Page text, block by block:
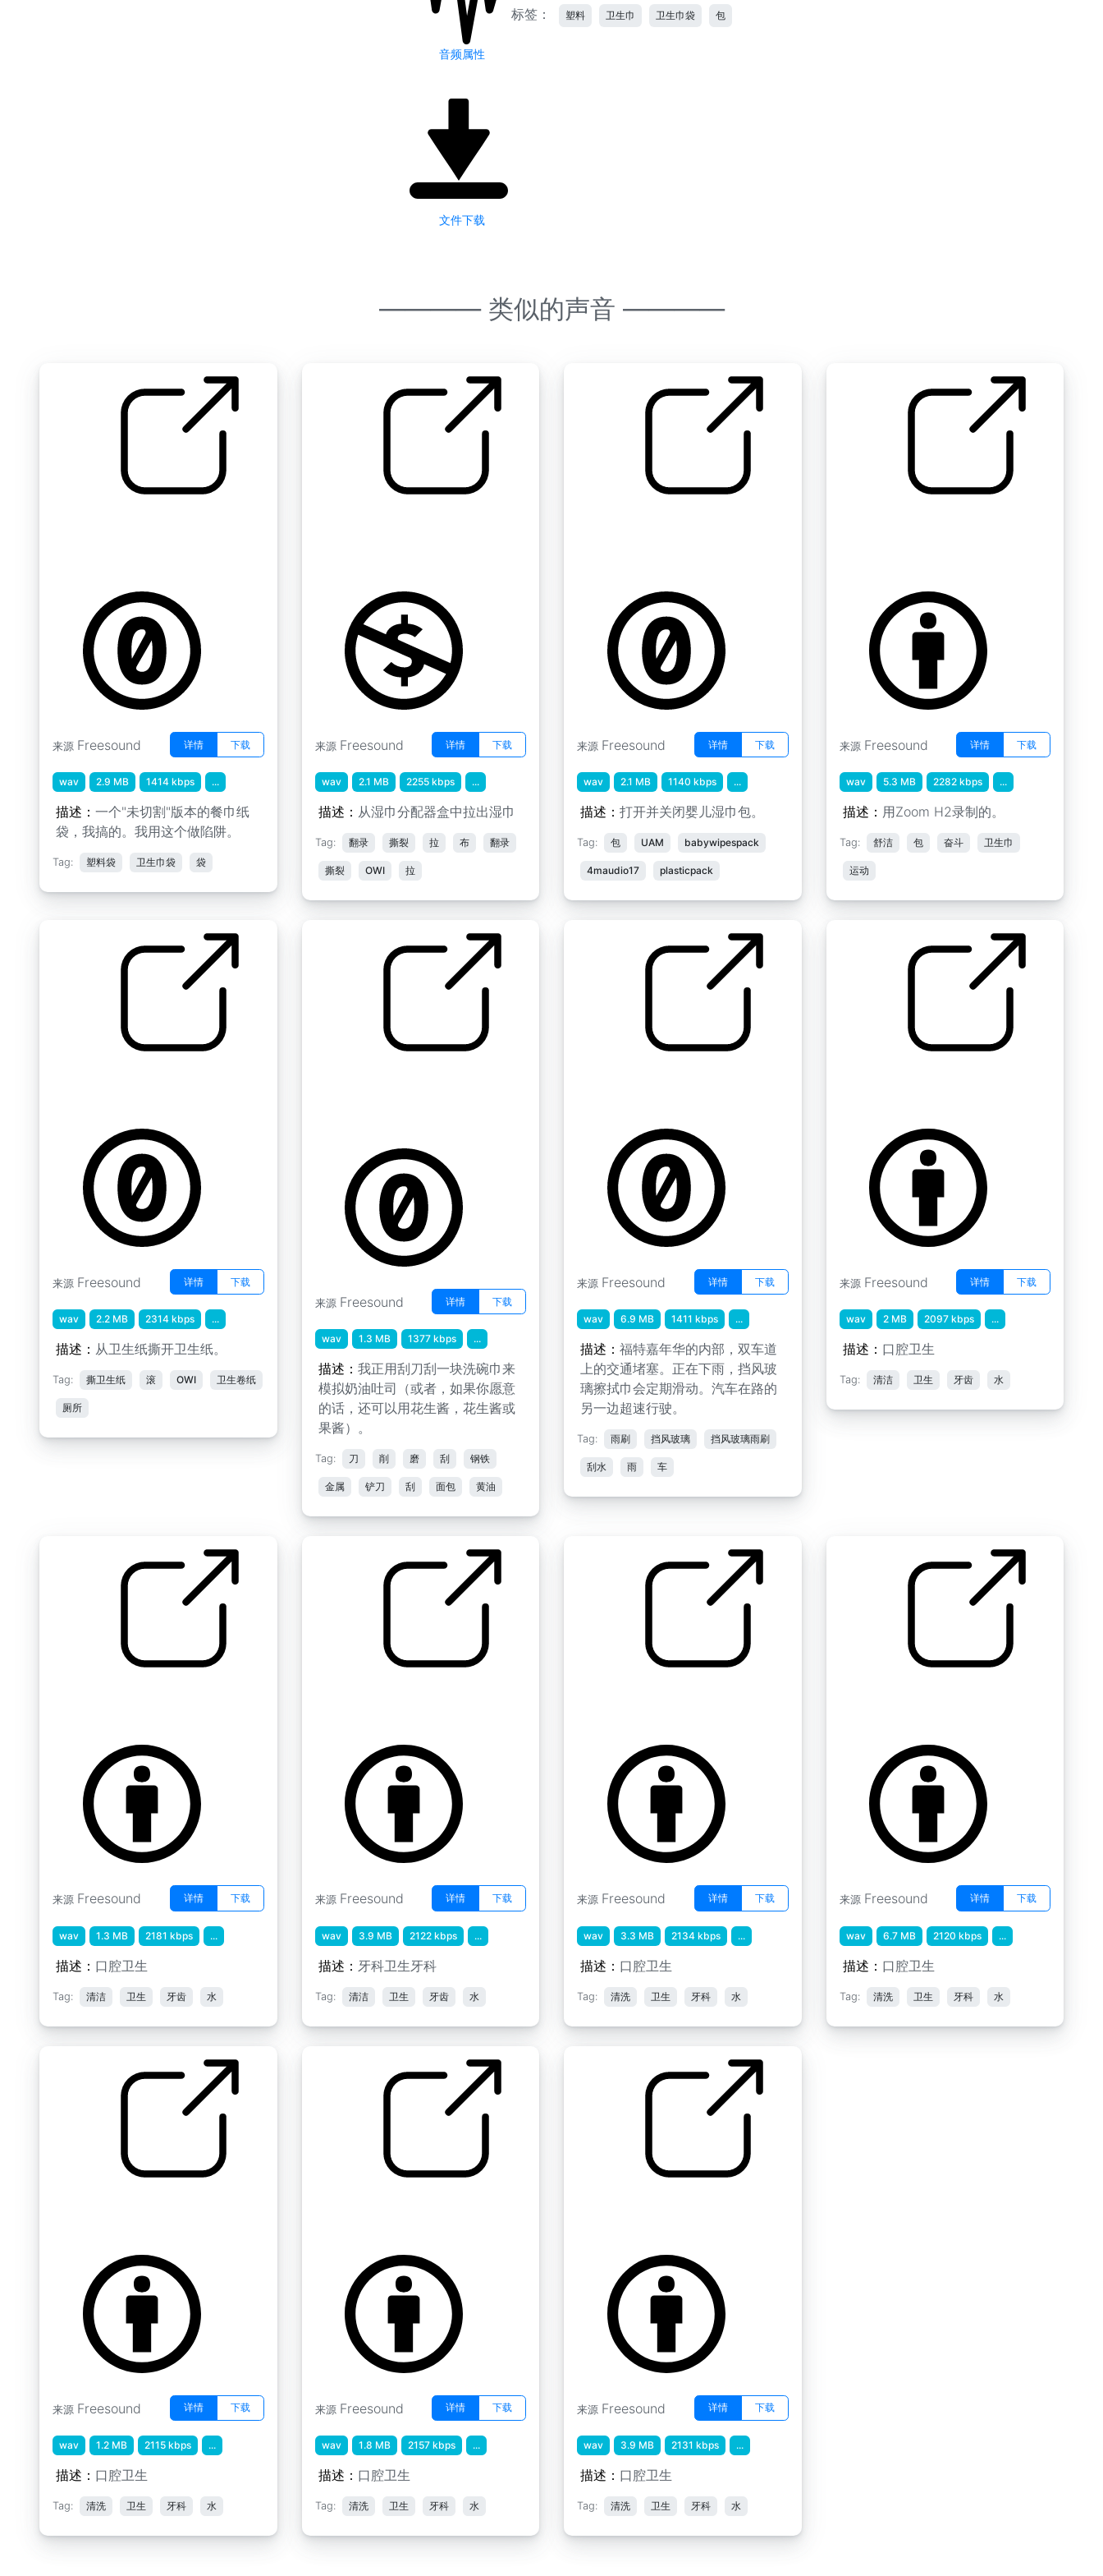
音频属性
文件下载
标签： 塑料 卫生巾 卫生巾袋 包
———— 类似的声音 ————
来源 Freesound 详情 下载
wav 2.9 MB 1414 kbps ...
描述： 一个"未切割"版本的餐巾纸
袋，我搞的。我用这个做陷阱。
Tag: 塑料袋 卫生巾袋 袋
来源 Freesound 详情 下载
wav 2.1 MB 2255 kbps ...
描述： 从湿巾分配器盒中拉出湿巾
Tag: 翻录 撕裂 拉 布 翻录
撕裂 OWI 拉
来源 Freesound 详情 下载
wav 2.1 MB 1140 kbps ...
描述： 打开并关闭婴儿湿巾包。
Tag: 包 UAM babywipespack
4maudio17 plasticpack
来源 Freesound 详情 下载
wav 5.3 MB 2282 kbps ...
描述： 用Zoom H2录制的。
Tag: 舒洁 包 奋斗 卫生巾
运动
来源 Freesound 详情 下载
wav 2.2 MB 2314 kbps ...
描述： 从卫生纸撕开卫生纸。
Tag: 撕卫生纸 滚 OWI 卫生卷纸
厕所
来源 Freesound 详情 下载
wav 1.3 MB 1377 kbps ...
描述： 我正用刮刀刮一块洗碗巾来
模拟奶油吐司（或者，如果你愿意
的话，还可以用花生酱，花生酱或
果酱）。
Tag: 刀 削 磨 刮 钢铁
金属 铲刀 刮 面包 黄油
来源 Freesound 详情 下载
wav 6.9 MB 1411 kbps ...
描述： 福特嘉年华的内部，双车道
上的交通堵塞。正在下雨，挡风玻
璃擦拭巾会定期滑动。汽车在路的
另一边超速行驶。
Tag: 雨刷 挡风玻璃 挡风玻璃雨刷
刮水 雨 车
来源 Freesound 详情 下载
wav 2 MB 2097 kbps ...
描述： 口腔卫生
Tag: 清洁 卫生 牙齿 水
来源 Freesound 详情 下载
wav 1.3 MB 2181 kbps ...
描述： 口腔卫生
Tag: 清洁 卫生 牙齿 水
来源 Freesound 详情 下载
wav 3.9 MB 2122 kbps ...
描述： 牙科卫生牙科
Tag: 清洁 卫生 牙齿 水
来源 Freesound 详情 下载
wav 3.3 MB 2134 kbps ...
描述： 口腔卫生
Tag: 清洗 卫生 牙科 水
来源 Freesound 详情 下载
wav 6.7 MB 2120 kbps ...
描述： 口腔卫生
Tag: 清洗 卫生 牙科 水
来源 Freesound 详情 下载
wav 1.2 MB 2115 kbps ...
描述： 口腔卫生
Tag: 清洗 卫生 牙科 水
来源 Freesound 详情 下载
wav 1.8 MB 2157 kbps ...
描述： 口腔卫生
Tag: 清洗 卫生 牙科 水
来源 Freesound 详情 下载
wav 3.9 MB 2131 kbps ...
描述： 口腔卫生
Tag: 清洗 卫生 牙科 水